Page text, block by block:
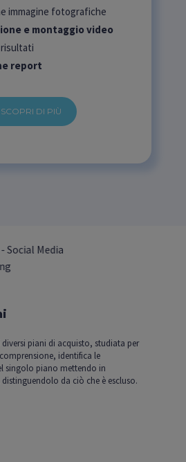
immagine fotografiche
e montaggio video
report
SCOPRI DI PIÙ
piani di acquisto, studiata per
identifica le
singolo piano mettendo in
da ciò che è escluso.